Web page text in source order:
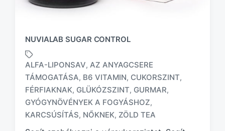
NUVIALAB SUGAR CONTROL
T
a
g
ALFA-LIPONSAV, AZ ANYAGCSERE
TÁMOGATÁSA, B6 VITAMIN, CUKORSZINT,
FÉRFIAKNAK, GLÜKÓZSZINT, GURMAR,
GYÓGYNÖVÉNYEK A FOGYÁSHOZ,
KARCSÚSÍTÁS, NŐKNEK, ZÖLD TEA